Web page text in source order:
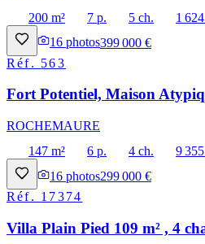
200 m²
7 p. 5 ch.
1
16 photos399 000 €
Réf. 563
Fort Potentiel, Maison
ROCHEMAURE
147 m²
6 p. 4 ch.
9
16 photos299 000 €
Réf. 17374
Villa Plain Pied 109 m² , 4